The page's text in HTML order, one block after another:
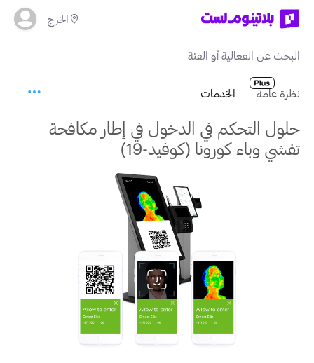
الخرج
نظرة عامة الخدمات
حلول التحكم في الدخول في إطار مكافحة
تفشي وباء كورونا (كوفيد-19)